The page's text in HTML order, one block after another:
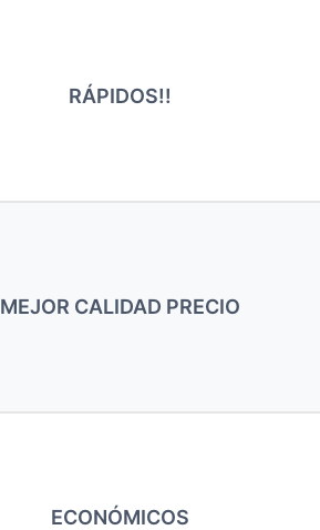
RÁPIDOS!!
MEJOR CALIDAD PRECIO
ECONÓMICOS